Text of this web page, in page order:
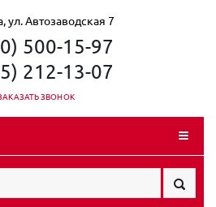
ул. Автозаводская 7
500-15-97
212-13-07
ЗВОНОК